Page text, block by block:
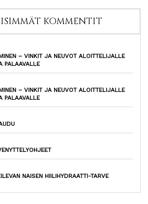
KOMMENTIT
– VINKIT JA NEUVOT ALOITTELIJALLE
PALAAVALLE
– VINKIT JA NEUVOT ALOITTELIJALLE
PALAAVALLE
NAISEN HIILIHYDRAATTI-TARVE